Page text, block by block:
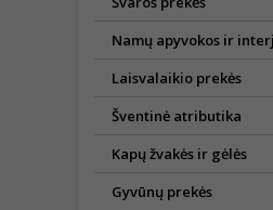
Namų apyvokos ir
Laisvalaikio prekės
Šventinė atributika
Kapų žvakės ir gėlės
Gyvūnų prekės